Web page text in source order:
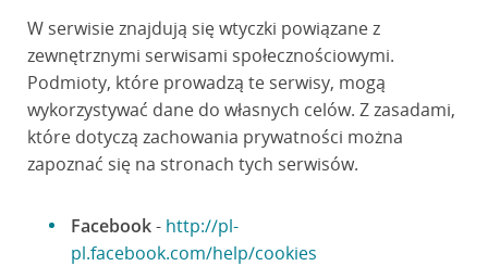
W serwisie znajdują się wtyczki powiązane z
zewnętrznymi serwisami społecznościowymi.
Podmioty, które prowadzą te serwisy, mogą
wykorzystywać dane do własnych celów. Z zasadami,
które dotyczą zachowania prywatności można
zapoznać się na stronach tych serwisów.
Facebook- http://pl-
pl.facebook.com/help/cookies